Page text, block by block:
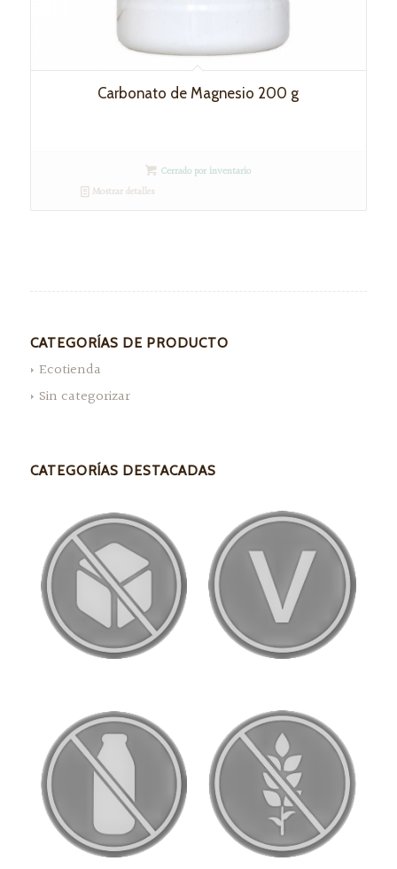
Carbonato de Magnesio 200 g
Cerrado por inventario
Mostrar detalles
CATEGORÍAS DE PRODUCTO
Ecotienda
Sin categorizar
CATEGORÍAS DESTACADAS